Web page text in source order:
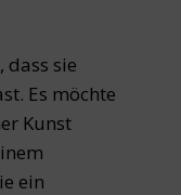
dass sie
Es möchte
Kunst
ein